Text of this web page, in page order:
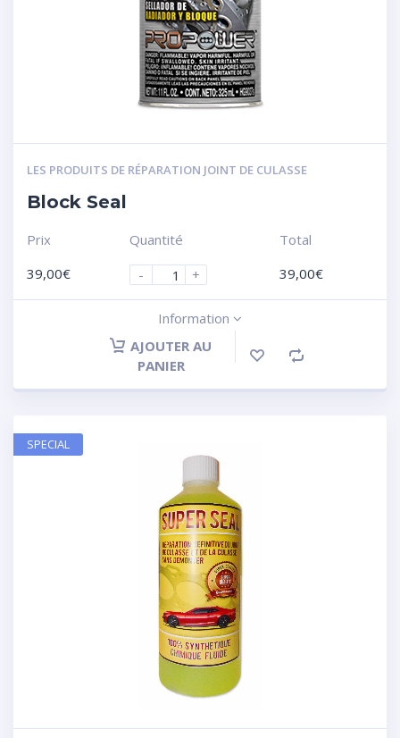
LES PRODUITS DE RÉPARATION JOINT DE CULASSE
Block Seal
Prix
39,00€
Quantité
-
+
Total
39,00€
Information
AJOUTER AU
PANIER
SPECIAL